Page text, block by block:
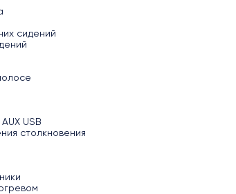
сидений
USB
столкновения